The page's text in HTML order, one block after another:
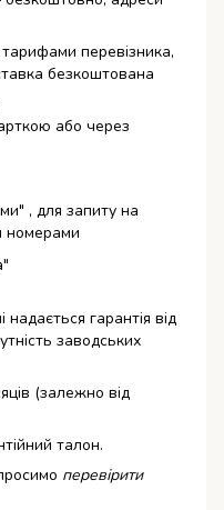
перевізника,
безкоштована
або через
, для запиту на
номерами
гарантія від
заводських
(залежно від
талон.
перевірити